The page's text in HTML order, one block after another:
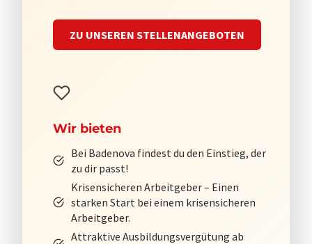
ZU UNSEREN STELLENANGEBOTEN
Wir bieten
Bei Badenova findest du den Einstieg, der
zu dir passt!
Krisensicheren Arbeitgeber – Einen
starken Start bei einem krisensicheren
Arbeitgeber.
Attraktive Ausbildungsvergütung ab